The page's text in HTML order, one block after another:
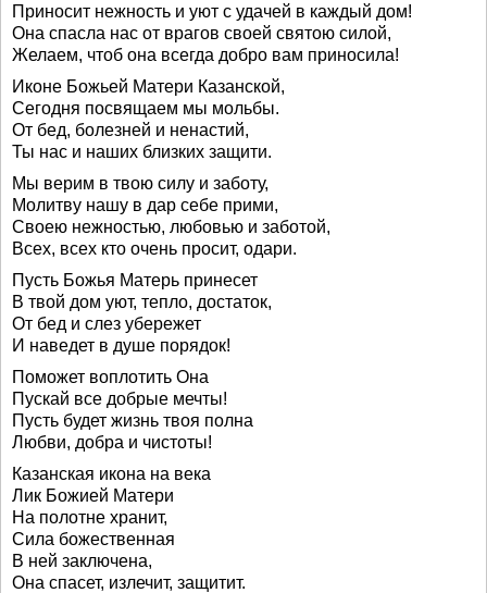
Приносит нежность и уют с удачей в каждый дом!
Она спасла нас от врагов своей святою силой,
Желаем, чтоб она всегда добро вам приносила!
Иконе Божьей Матери Казанской,
Сегодня посвящаем мы мольбы.
От бед, болезней и ненастий,
Ты нас и наших близких защити.
Мы верим в твою силу и заботу,
Молитву нашу в дар себе прими,
Своею нежностью, любовью и заботой,
Всех, всех кто очень просит, одари.
Пусть Божья Матерь принесет
В твой дом уют, тепло, достаток,
От бед и слез убережет
И наведет в душе порядок!
Поможет воплотить Она
Пускай все добрые мечты!
Пусть будет жизнь твоя полна
Любви, добра и чистоты!
Казанская икона на века
Лик Божией Матери
На полотне хранит,
Сила божественная
В ней заключена,
Она спасет, излечит, защитит.